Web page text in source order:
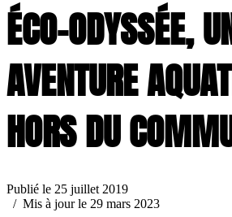
ÉCO-ODYSSÉE,
AVENTURE
HORS DU
Publié le 25 juillet 2019
/ Mis à jour le 29 mars 2023